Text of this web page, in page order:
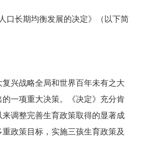
口长期均衡发展的决定》（以下简
兴战略全局和世界百年未有之大
一项重大决策。《决定》充分肯
调整完善生育政策取得的显著成
政策目标，实施三孩生育政策及